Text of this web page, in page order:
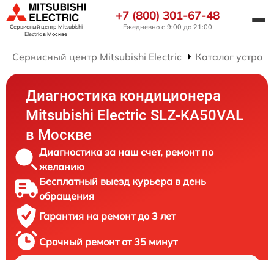
Сервисный центр Mitsubishi
Electricв Москве
+7 (800) 301-67-48
Ежедневно с 9:00 до 21:00
Сервисный центр Mitsubishi Electric Каталог
Диагностика кондиционера
Mitsubishi Electric SLZ-KA50VAL
в Москве
Диагностика за наш счет, ремонт по
желанию
Бесплатный выезд курьера в день
обращения
Гарантия на ремонт до 3 лет
Срочный ремонт от 35 минут